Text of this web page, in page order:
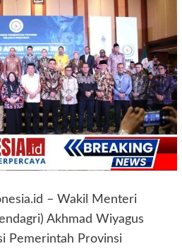
– Wakil Menteri
Akhmad Wiyagus
Pemerintah Provinsi